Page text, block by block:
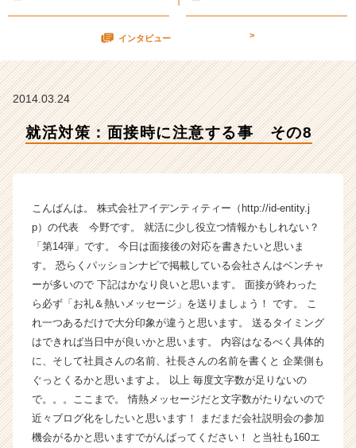
そ
の
ア
デ
テ
ィ
ー
の
タ
イ
ム
ラ
ン】
|
ベ
ン
インタビュー >
2014.03.24
就活対策：面接時に注意する事 その8
こんばんは。 株式会社アイデンティティー（http://id-entity.j
p）の代表 今野です。 就活に少し役立つ情報かもしれない？
「第14弾」です。 今日は面接後の対応を書きたいと思いま
す。 恐らくパッションナビで掲載している会社さんはベンチャ
ーが多いので 下記はかなり良いと思います。 面接が終わった
ら必ず「お礼＆熱いメッセージ」を送りましょう！ です。 こ
れ一つあるだけで大分印象が違うと思います。 送るタイミング
はできれば当日中が良いかと思います。 内容はなるべく具体的
に、そして社員さんの名前、社長さんの名前を書くと 企業側も
ぐっとくるかと思いますよ。 以上 毎度文字数が足りないの
で。。。ここまで。 情熱メッセージだと文字数がたりないので
近々ブログ化をしたいと思います！ まだまだ会社説明会の参加
機会がるかと思いますでがんばってください！ と当社も160エ